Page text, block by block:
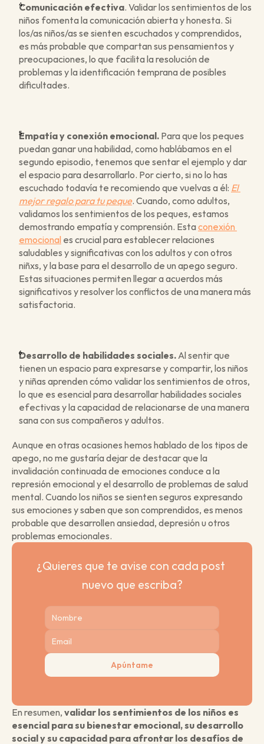
Comunicación efectiva. Validar los sentimientos de los
niños fomenta la comunicación abierta y honesta. Si
los/as niños/as se sienten escuchados y comprendidos,
es más probable que compartan sus pensamientos y
preocupaciones, lo que facilita la resolución de
problemas y la identificación temprana de posibles
dificultades.
Empatía y conexión emocional. Para que los peques
puedan ganar una habilidad, como hablábamos en el
segundo episodio, tenemos que sentar el ejemplo y dar
el espacio para desarrollarlo. Por cierto, si no lo has
escuchado todavía te recomiendo que vuelvas a él: El
mejor regalo para tu peque. Cuando, como adultos,
validamos los sentimientos de los peques, estamos
demostrando empatía y comprensión. Esta conexión
emocional es crucial para establecer relaciones
saludables y significativas con los adultos y con otros
niñxs, y la base para el desarrollo de un apego seguro.
Estas situaciones permiten llegar a acuerdos más
significativos y resolver los conflictos de una manera más
satisfactoria.
Desarrollo de habilidades sociales. Al sentir que
tienen un espacio para expresarse y compartir, los niños
y niñas aprenden cómo validar los sentimientos de otros,
lo que es esencial para desarrollar habilidades sociales
efectivas y la capacidad de relacionarse de una manera
sana con sus compañeros y adultos.
Aunque en otras ocasiones hemos hablado de los tipos de
apego, no me gustaría dejar de destacar que la
invalidación continuada de emociones conduce a la
represión emocional y el desarrollo de problemas de salud
mental. Cuando los niños se sienten seguros expresando
sus emociones y saben que son comprendidos, es menos
probable que desarrollen ansiedad, depresión u otros
problemas emocionales.
¿Quieres que te avise con cada post
nuevo que escriba?
Apúntame
En resumen, validar los sentimientos de los niños es
esencial para su bienestar emocional, su desarrollo
social y su capacidad para afrontar los desafíos de